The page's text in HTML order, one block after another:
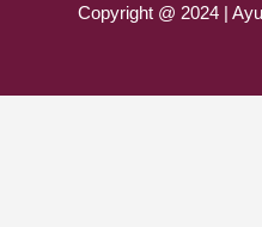
Copyright @ 2024 |